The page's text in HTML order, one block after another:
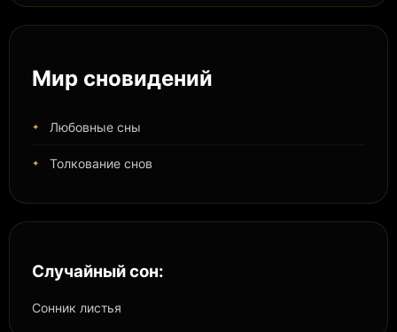
Мир сновидений
Любовные сны
Толкование снов
Случайный сон:
Сонник листья